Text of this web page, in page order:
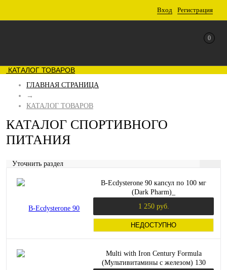
Вход Регистрация
0
КАТАЛОГ ТОВАРОВ
ГЛАВНАЯ СТРАНИЦА
→
КАТАЛОГ ТОВАРОВ
КАТАЛОГ СПОРТИВНОГО
ПИТАНИЯ
Уточнить раздел
B-Ecdysterone 90 капсул по 100 мг
(Dark Pharm)_
1 250 руб.
НЕДОСТУПНО
Multi with Iron Century Formula
(Мультивитамины с железом) 130